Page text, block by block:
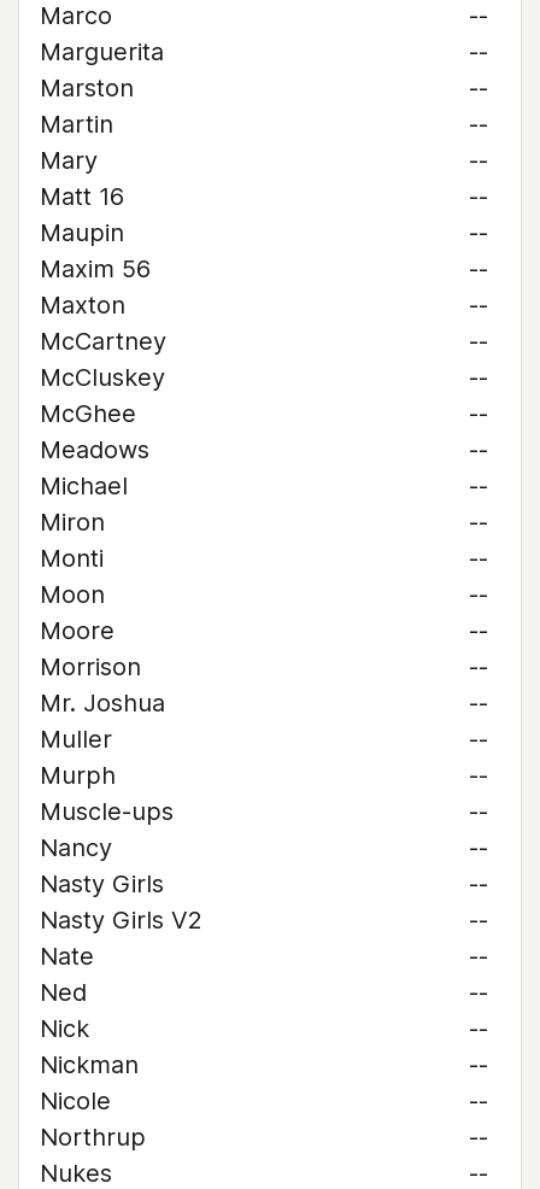
Marco
--
Marguerita
--
Marston
--
Martin
--
Mary
--
Matt 16
--
Maupin
--
Maxim 56
--
Maxton
--
McCartney
--
McCluskey
--
McGhee
--
Meadows
--
Michael
--
Miron
--
Monti
--
Moon
--
Moore
--
Morrison
--
Mr. Joshua
--
Muller
--
Murph
--
Muscle-ups
--
Nancy
--
Nasty Girls
--
Nasty Girls V2
--
Nate
--
Ned
--
Nick
--
Nickman
--
Nicole
--
Northrup
--
Nukes
--